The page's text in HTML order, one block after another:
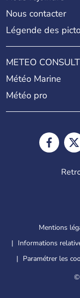
Nous contacter
Légende des
METEO CONSULT
Météo Marine
Météo pro
Mentions
Informations
Paramétrer les
©